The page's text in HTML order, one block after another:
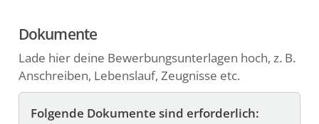
einen
Zeitraum
von
Jahr,
Monat,
Tag
Dokumente
Lade hier deine Bewerbungsunterlagen hoch, z. B.
Anschreiben, Lebenslauf, Zeugnisse etc.
Folgende Dokumente sind erforderlich: